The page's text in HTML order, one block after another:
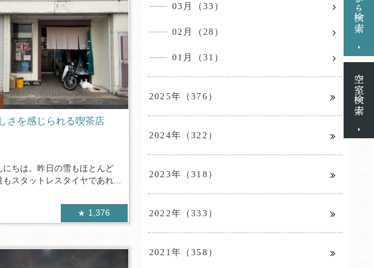
さを感じられる喫茶店
にちは。昨日の雪もほとんど
もスタットレスタイヤであれ...
1,376
03月（33）
02月（28）
01月（31）
2025年（376）
2024年（322）
2023年（318）
2022年（333）
2021年（358）